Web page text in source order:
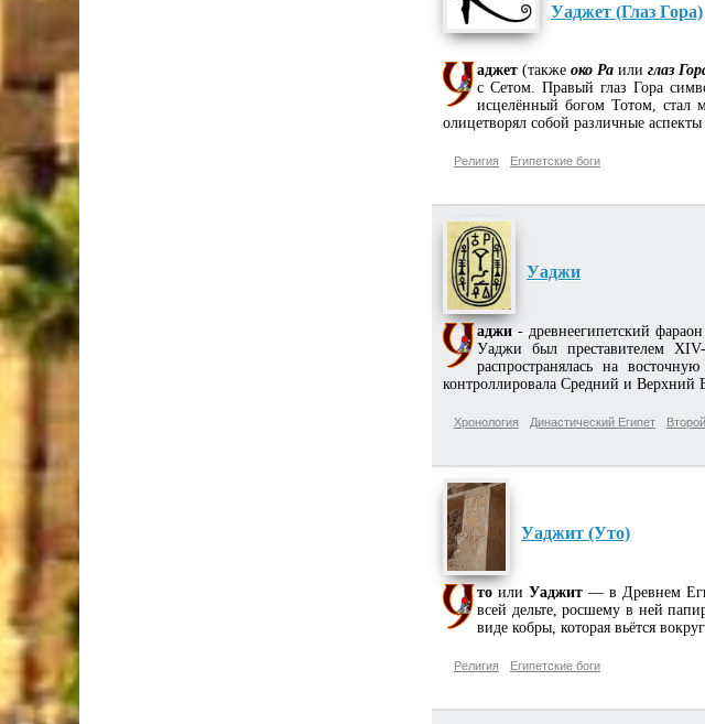
Уаджет (Глаз Гора)
аджет (также око Ра или глаз
с Сетом. Правый глаз Гора
исцелённый богом Тотом,
олицетворял собой различные
Религия Египетские боги
Уаджи
аджи- древнеегипетский
Уаджи был преставителем
распространялась на
контроллировала Средний и Верхний
Хронология Династический Египет
Уаджит (Уто)
то или Уаджит— в Древнем
всей дельте, росшему в ней
виде кобры, которая вьётся
Религия Египетские боги